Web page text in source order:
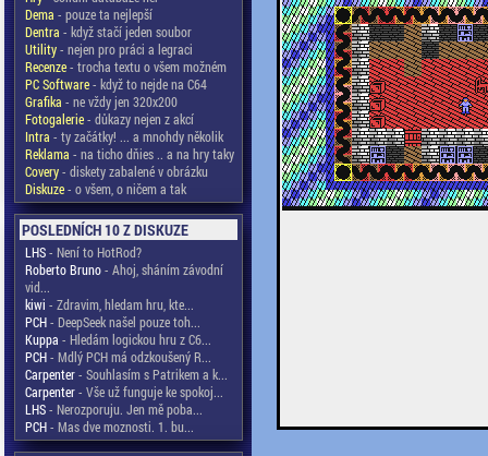
Dema - pouze ta nejlepší
Dentra - když stačí jeden soubor
Utility- nejen pro práci a legraci
Recenze- trocha textu o všem možném
PC Software- když to nejde na C64
Grafika - ne vždy jen 320x200
Fotogalerie- důkazy nejen z akcí
Intra - ty začátky! ... a mnohdy několik
Reklama - na ticho dňies .. a na hry taky
Covery- diskety zabalené v obrázku
Diskuze- o všem, o ničem a tak
POSLEDNÍCH 10 Z DISKUZE
LHS- Není to HotRod?
Roberto Bruno- Ahoj, sháním závodní
vid...
kiwi - Zdravim, hledam hru, kte...
PCH- DeepSeek našel pouze toh...
Kuppa - Hledám logickou hru z C6...
PCH- Mdlý PCH má odzkoušený R...
Carpenter- Souhlasím s Patrikem a k...
Carpenter- Vše už funguje ke spokoj...
LHS- Nerozporuju. Jen mě poba...
PCH- Mas dve moznosti. 1. bu...